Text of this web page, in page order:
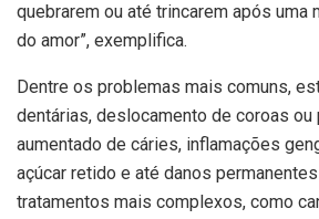
quebrarem ou até trincarem após uma
do amor”, exemplifica.
Dentre os problemas mais comuns,
dentárias, deslocamento de coroas
aumentado de cáries, inflamações
açúcar retido e até danos
tratamentos mais complexos, como